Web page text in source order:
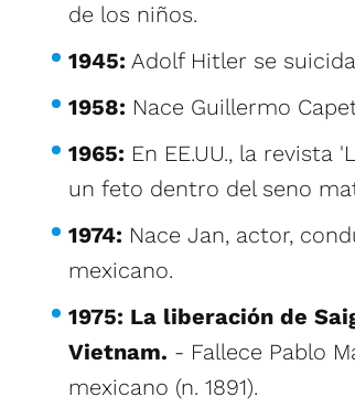
de los niños.
1945: Adolf Hitler se
1958: Nace Guillermo
1965: En EE.UU., la
un feto dentro del seno
1974: Nace Jan, actor,
mexicano.
1975: La liberación de
Vietnam. - Fallece Pablo
mexicano (n. 1891).